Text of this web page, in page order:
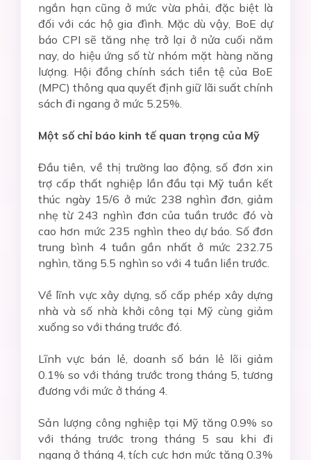
ngắn hạn cũng ở mức vừa phải, đặc biệt là
đối với các hộ gia đình. Mặc dù vậy, BoE dự
báo CPI sẽ tăng nhẹ trở lại ở nửa cuối năm
nay, do hiệu ứng số từ nhóm mặt hàng năng
lượng. Hội đồng chính sách tiền tệ của BoE
(MPC) thông qua quyết định giữ lãi suất chính
sách đi ngang ở mức 5.25%.
Một số chỉ báo kinh tế quan trọng của Mỹ
Đầu tiên, về thị trường lao động, số đơn xin
trợ cấp thất nghiệp lần đầu tại Mỹ tuần kết
thúc ngày 15/6 ở mức 238 nghìn đơn, giảm
nhẹ từ 243 nghìn đơn của tuần trước đó và
cao hơn mức 235 nghìn theo dự báo. Số đơn
trung bình 4 tuần gần nhất ở mức 232.75
nghìn, tăng 5.5 nghìn so với 4 tuần liền trước.
Về lĩnh vực xây dựng, số cấp phép xây dựng
nhà và số nhà khởi công tại Mỹ cùng giảm
xuống so với tháng trước đó.
Lĩnh vực bán lẻ, doanh số bán lẻ lõi giảm
0.1% so với tháng trước trong tháng 5, tương
đương với mức ở tháng 4.
Sản lượng công nghiệp tại Mỹ tăng 0.9% so
với tháng trước trong tháng 5 sau khi đi
ngang ở tháng 4, tích cực hơn mức tăng 0.3%